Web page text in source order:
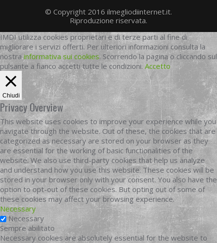
© Copyright 2016 ilmegliodiinternet.it.
Riproduzione riservata.
IMDI utilizza cookies proprietari e di terze parti al fine di
migliorare i servizi offerti. Per ulteriori informazioni consulta la
nostrainformativa sui cookies. Scorrendo la pagina o cliccando sul
pulsante a fianco accetti tutte le condizioni. Accetto
Chiudi
Privacy Overview
This website uses cookies to improve your experience while you
navigate through the website. Out of these, the cookies that are
categorized as necessary are stored on your browser as they
are essential for the working of basic functionalities of the
website. We also use third-party cookies that help us analyze
and understand how you use this website. These cookies will be
stored in your browser only with your consent. You also have the
option to opt-out of these cookies. But opting out of some of
these cookies may affect your browsing experience.
Necessary
Necessary
Sempre abilitato
Necessary cookies are absolutely essential for the website to